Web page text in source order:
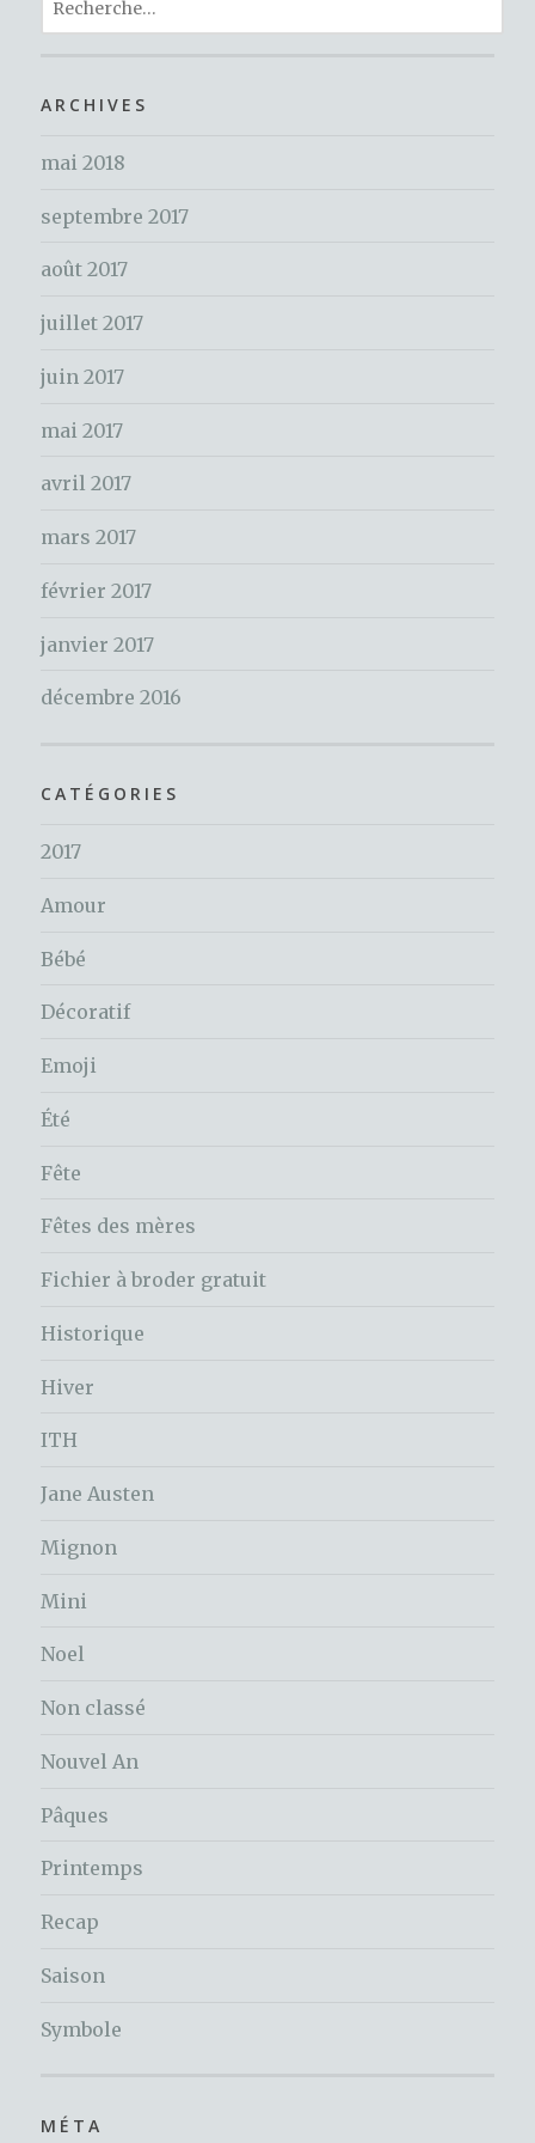
o
k
e
h
r
e
:
ARCHIVES
mai 2018
septembre 2017
août 2017
juillet 2017
juin 2017
mai 2017
avril 2017
mars 2017
février 2017
janvier 2017
décembre 2016
CATÉGORIES
2017
Amour
Bébé
Décoratif
Emoji
Été
Fête
Fêtes des mères
Fichier à broder gratuit
Historique
Hiver
ITH
Jane Austen
Mignon
Mini
Noel
Non classé
Nouvel An
Pâques
Printemps
Recap
Saison
Symbole
MÉTA